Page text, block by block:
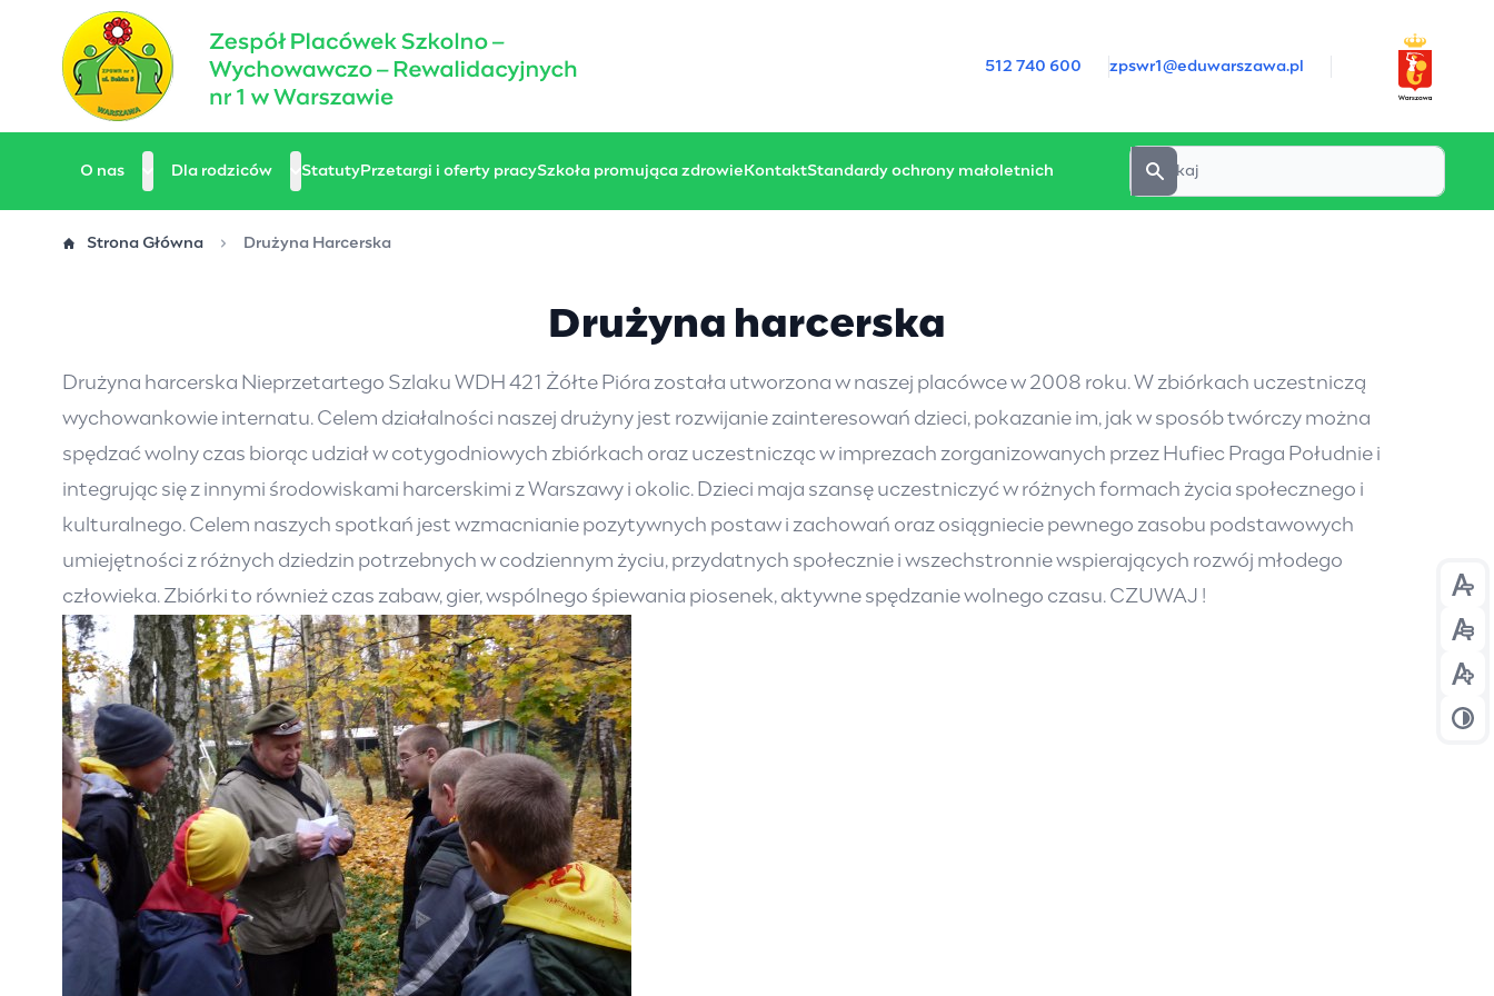
512 740 600 zpswr1@eduwarszawa.pl
O nas Dla rodziców StatutyPrzetargi i oferty pracySzkoła promująca zdrowie KontaktStandardy ochrony małoletnich
Strona Główna Drużyna Harcerska
Drużyna harcerska
Drużyna harcerska Nieprzetartego Szlaku WDH 421 Żółte Pióra została utworzona w naszej placówce w 2008 roku. W zbiórkach uczestniczą
wychowankowie internatu. Celem działalności naszej drużyny jest rozwijanie zainteresowań dzieci, pokazanie im, jak w sposób twórczy można
spędzać wolny czas biorąc udział w cotygodniowych zbiórkach oraz uczestnicząc w imprezach zorganizowanych przez Hufiec Praga Południe i
integrując się z innymi środowiskami harcerskimi z Warszawy i okolic. Dzieci maja szansę uczestniczyć w różnych formach życia społecznego i
kulturalnego. Celem naszych spotkań jest wzmacnianie pozytywnych postaw i zachowań oraz osiągniecie pewnego zasobu podstawowych
umiejętności z różnych dziedzin potrzebnych w codziennym życiu, przydatnych społecznie i wszechstronnie wspierających rozwój młodego
człowieka. Zbiórki to również czas zabaw, gier, wspólnego śpiewania piosenek, aktywne spędzanie wolnego czasu. CZUWAJ !